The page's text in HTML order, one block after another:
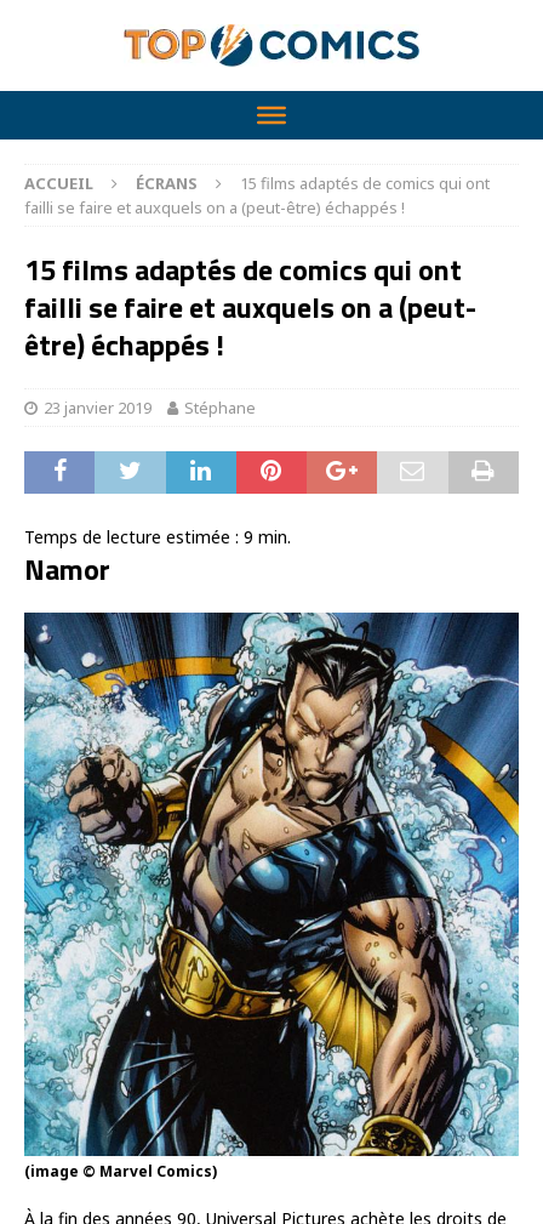
ACCUEIL ÉCRANS
15 films adaptés de comics qui ont
failli se faire et auxquels on a (peut-être) échappés !
15 films adaptés de comics qui ont
failli se faire et auxquels on a (peut-
être) échappés !
23 janvier 2019 Stéphane
Temps de lecture estimée : 9 min.
Namor
(image © Marvel Comics)
À la fin des années 90, Universal Pictures achète les droits de